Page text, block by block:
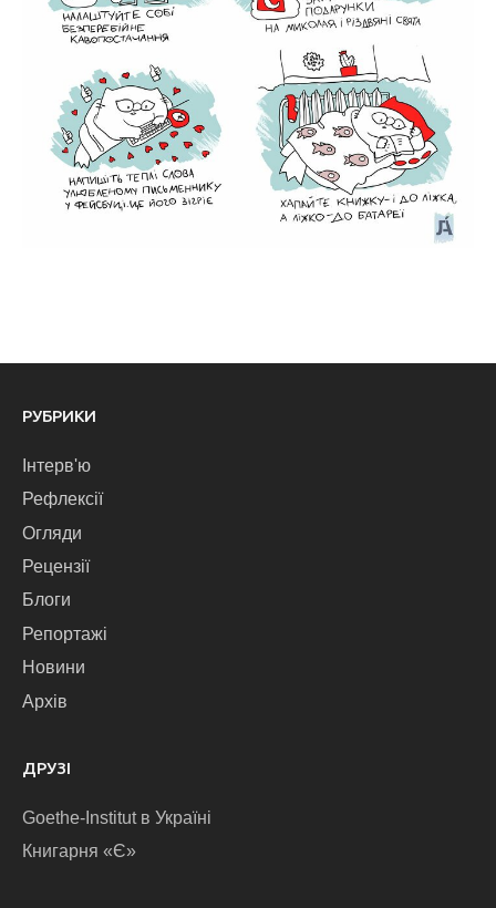
РУБРИКИ
Інтерв'ю
Рефлексії
Огляди
Рецензії
Блоги
Репортажі
Новини
Архів
ДРУЗІ
Goethe-Institut в Україні
Книгарня «Є»